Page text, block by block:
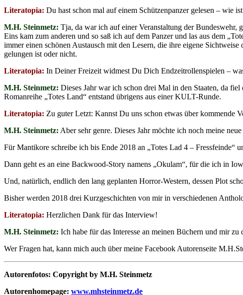
Literatopia: Du hast schon mal auf einem Schützenpanzer gelesen – wie
M.H. Steinmetz: Tja, da war ich auf einer Veranstaltung der Bundeswehr,
Eins kam zum anderen und so saß ich auf dem Panzer und las aus dem
immer einen schönen Austausch mit den Lesern, die ihre eigene
gelungen ist oder nicht.
Literatopia: In Deiner Freizeit widmest Du Dich Endzeitrollenspielen –
M.H. Steinmetz: Dieses Jahr war ich schon drei Mal in den Staaten, da
Romanreihe „Totes Land“ entstand übrigens aus einer KULT-Runde.
Literatopia: Zu guter Letzt: Kannst Du uns schon etwas über kommende
M.H. Steinmetz: Aber sehr genre. Dieses Jahr möchte ich noch meine
Für Mantikore schreibe ich bis Ende 2018 an „Totes Lad 4 – Fressfeinde“
Dann geht es an eine Backwood-Story namens „Okulam“, für die ich in
Und, natürlich, endlich den lang geplanten Horror-Western, dessen Plot
Bisher werden 2018 drei Kurzgeschichten von mir in verschiedenen
Literatopia: Herzlichen Dank für das Interview!
M.H. Steinmetz: Ich habe für das Interesse an meinen Büchern und mir zu
Wer Fragen hat, kann mich auch über meine Facebook Autorenseite
Autorenfotos: Copyright by M.H. Steinmetz
Autorenhomepage: www.mhsteinmetz.de